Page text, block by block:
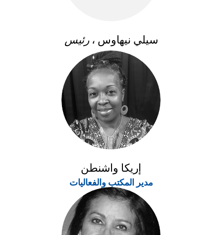
سيلي نيهاوس ،رئيس
إريكا واشنطن
مدير المكتب والفعاليات